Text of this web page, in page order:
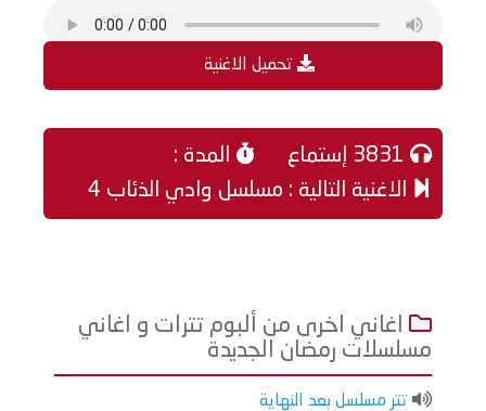
تحميل الاغنية
المدة :
الاغنية التالية : مسلسل وادي الذئاب 4
اغاني اخرى من ألبوم تترات و اغاني
مسلسلات رمضان الجديدة
تتر مسلسل بعد النهاية